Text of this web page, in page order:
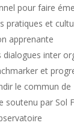
pour faire
pratiques et
apprenante
dialogues inter
et
le commun de
soutenu par Sol